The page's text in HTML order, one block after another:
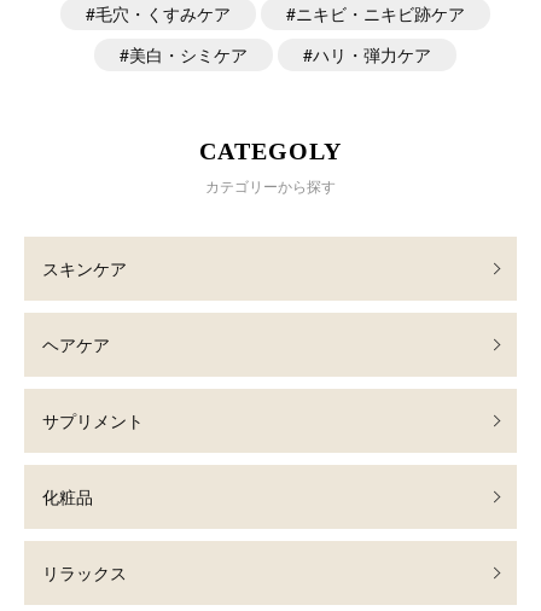
毛穴・くすみケア
ニキビ・ニキビ跡ケア
美白・シミケア
ハリ・弾力ケア
CATEGOLY
カテゴリーから探す
スキンケア
ヘアケア
サプリメント
化粧品
リラックス